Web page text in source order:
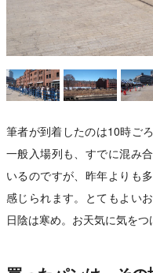
筆者が到着したのは10時ご
一般入場列も、すでに混み
いるのですが、昨年よりも
感じられます。とてもよい
日陰は寒め。お天気に気をつ